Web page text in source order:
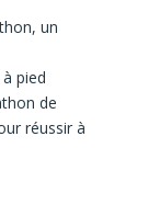
un
pied
de
réussir à